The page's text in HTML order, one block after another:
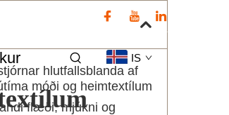
IS
hlutfallsblanda af
móði og heimtextílum
flæði, mjúkni og